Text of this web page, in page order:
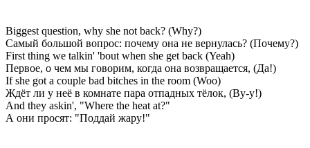
Biggest question, why she not back? (Why?)
Самый большой вопрос: почему она не вернулась? (Почему?)
First thing we talkin' 'bout when she get back (Yeah)
Первое, о чем мы говорим, когда она возвращается, (Да!)
If she got a couple bad bitches in the room (Woo)
Ждёт ли у неё в комнате пара отпадных тёлок, (Ву-у!)
And they askin', "Where the heat at?"
А они просят: "Поддай жару!"